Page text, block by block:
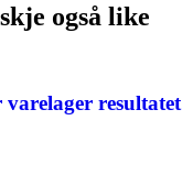
også like
resultatet